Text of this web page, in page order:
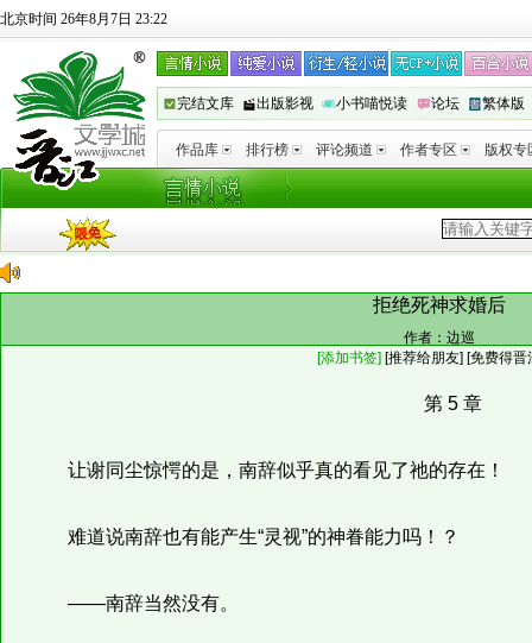
北京时间 26年8月7日 23:22
完结文库 出版影视 小书喵悦读 论坛 繁体版
作品库 排行榜 评论频道 作者专区 版权专
拒绝死神求婚后
作者： 边巡
[添加书签] [推荐给朋友] [免费得晋
第 5 章
让谢同尘惊愕的是，南辞似乎真的看见了祂的存在！
难道说南辞也有能产生“灵视”的神眷能力吗！？
——南辞当然没有。